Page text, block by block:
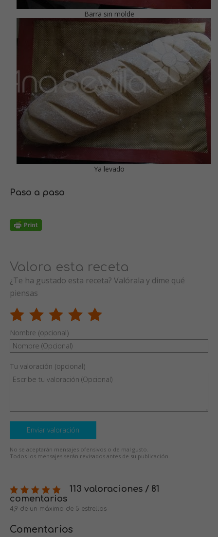
Barra sin molde
Ya levado
Paso a paso
Valora esta receta
¿Te ha gustado esta receta? Valórala y dime qué
piensas
Nombre (opcional)
Tu valoración (opcional)
Enviar valoración
No se aceptarán mensajes ofensivos o de mal gusto.
Todos los mensajes serán revisados antes de su publicación.
113 valoraciones / 81
comentarios
4,9 de un máximo de 5 estrellas
Comentarios